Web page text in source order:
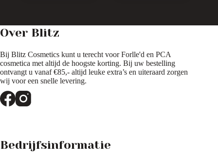
op
de
Over Blitz
Bij Blitz Cosmetics kunt u terecht voor Forlle'd en PCA
cosmetica met altijd de hoogste korting. Bij uw bestelling
ontvangt u vanaf €85,- altijd leuke extra’s en uiteraard zorgen
wij voor een snelle levering.
Bedrijfsinformatie